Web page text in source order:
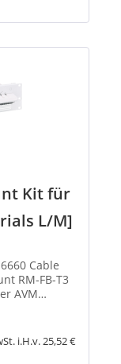
Kit für
L/M]
Cable
RM-FB-T3
AVM
L und M)
sorgt für
i.H.v. 25,52 €